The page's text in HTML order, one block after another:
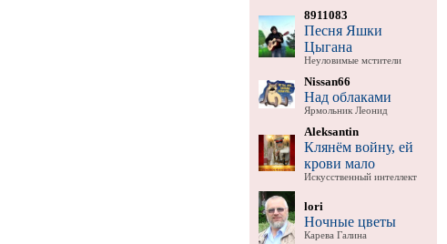
8911083
Песня Яшки
Цыгана
Неуловимые мстители
Nissan66
Над облаками
Ярмольник Леонид
Aleksantin
Клянём войну, ей
крови мало
Искусственный интеллект
lori
Ночные цветы
Карева Галина